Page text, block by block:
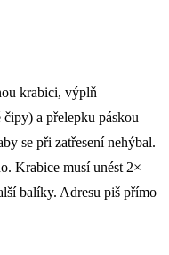
krabici, výplň
a přelepku páskou
se při zatřesení nehýbal.
Krabice musí unést 2×
balíky. Adresu piš přímo